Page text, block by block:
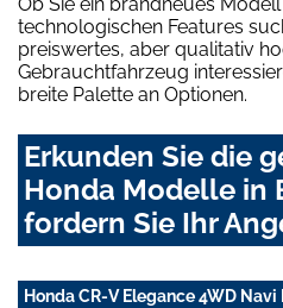
technologischen Features
preiswertes, aber qualitativ
Gebrauchtfahrzeug
breite Palette an Optionen.
Erkunden Sie die
Honda Modelle in
fordern Sie Ihr
Honda CR-V Elegance 4WD